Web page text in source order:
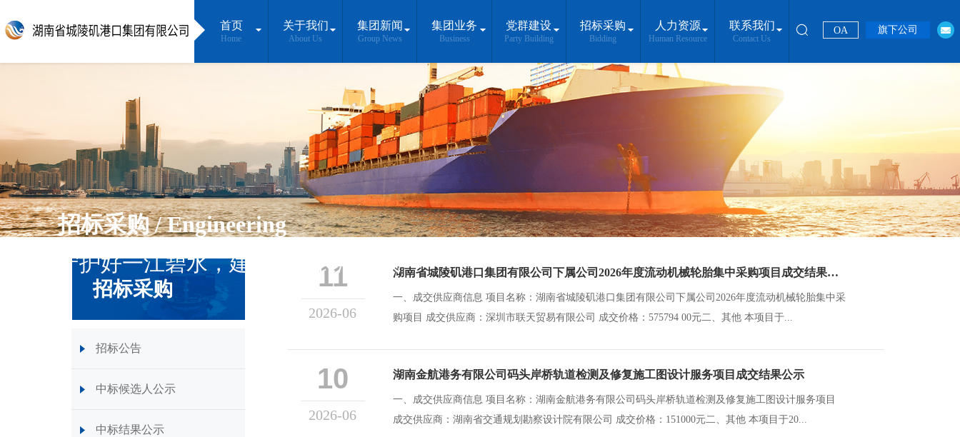
首页
Home
关于我们
About Us
集团新闻
Group News
集团业务
Business
党群建设
Party Building
招标采购
Bidding
人力资源
Human Resource
联系我们
Contact Us
OA 旗下公司
招标采购 / Engineering
守护好一江碧水，建设最美长江岸线
招标采购
招标公告
中标候选人公示
中标结果公示
11
2026-06
湖南省城陵矶港口集团有限公司下属公司2026年度流动机械轮胎集中采购项目成交结果公示
一、成交供应商信息 项目名称：湖南省城陵矶港口集团有限公司下属公司2026年度流动机械轮胎集中采
购项目 成交供应商：深圳市联天贸易有限公司 成交价格：575794 00元二、其他 本项目于...
10
2026-06
湖南金航港务有限公司码头岸桥轨道检测及修复施工图设计服务项目成交结果公示
一、成交供应商信息 项目名称：湖南金航港务有限公司码头岸桥轨道检测及修复施工图设计服务项目
成交供应商：湖南省交通规划勘察设计院有限公司 成交价格：151000元二、其他 本项目于20...